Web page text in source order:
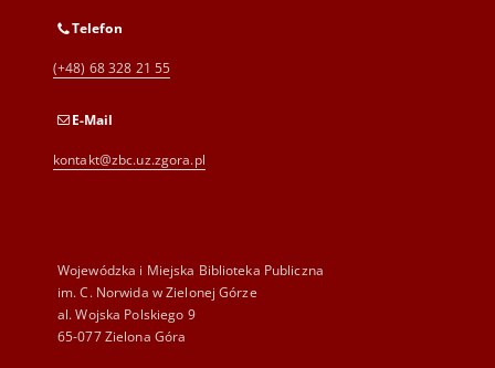
Telefon
(+48) 68 328 21 55
E-Mail
kontakt@zbc.uz.zgora.pl
Wojewódzka i Miejska Biblioteka Publiczna
im. C. Norwida w Zielonej Górze
al. Wojska Polskiego 9
65-077 Zielona Góra